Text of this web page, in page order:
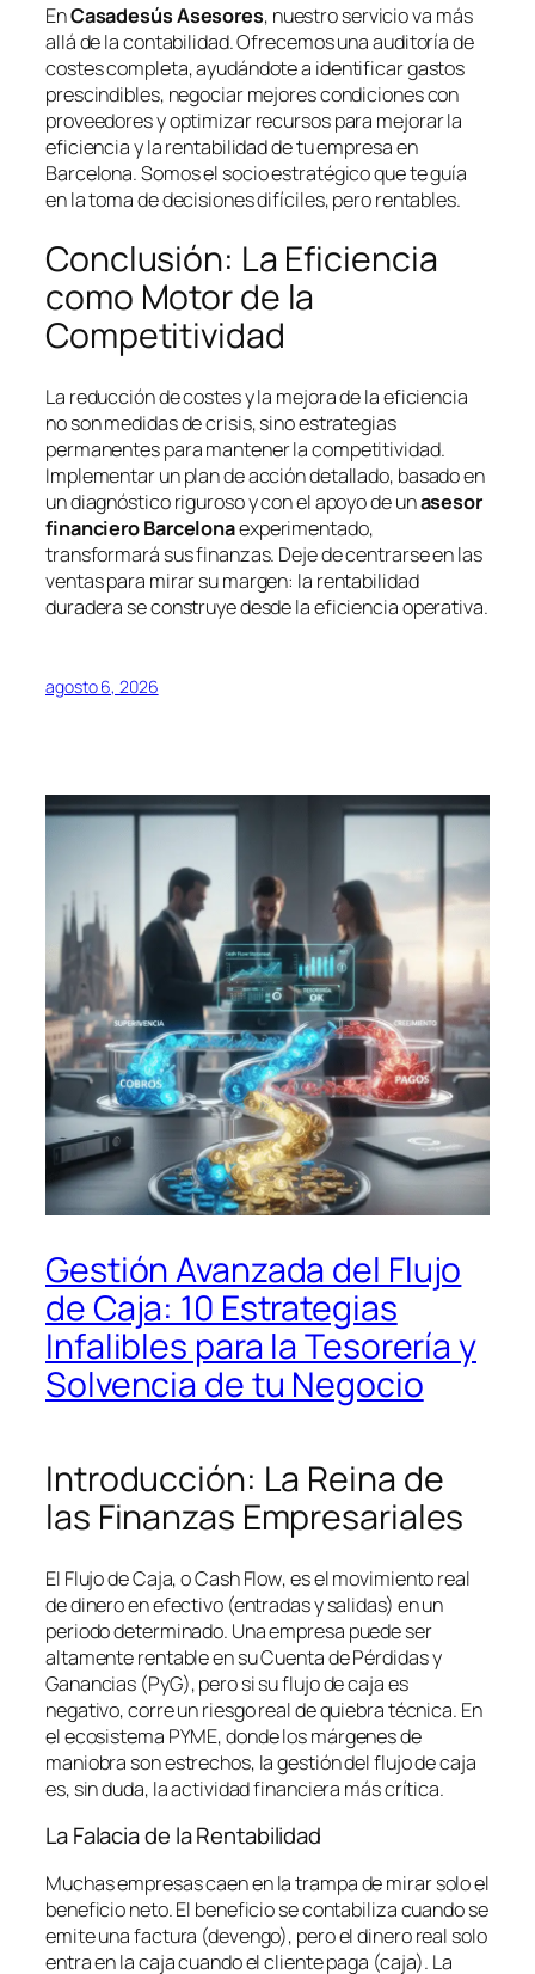
EnCasadesús Asesores, nuestro servicio va más
allá de la contabilidad. Ofrecemos una auditoría de
costes completa, ayudándote a identificar gastos
prescindibles, negociar mejores condiciones con
proveedores y optimizar recursos para mejorar la
eficiencia y la rentabilidad de tu empresa en
Barcelona. Somos el socio estratégico que te guía
en la toma de decisiones difíciles, pero rentables.
Conclusión: La Eficiencia
como Motor de la
Competitividad
La reducción de costes y la mejora de la eficiencia
no son medidas de crisis, sino estrategias
permanentes para mantener la competitividad.
Implementar un plan de acción detallado, basado en
un diagnóstico riguroso y con el apoyo de unasesor
financiero Barcelonaexperimentado,
transformará sus finanzas. Deje de centrarse en las
ventas para mirar su margen: la rentabilidad
duradera se construye desde la eficiencia operativa.
agosto 6, 2026
Gestión Avanzada del Flujo
de Caja: 10 Estrategias
Infalibles para la Tesorería y
Solvencia de tu Negocio
Introducción: La Reina de
las Finanzas Empresariales
El Flujo de Caja, oCash Flow, es el movimiento real
de dinero en efectivo (entradas y salidas) en un
periodo determinado. Una empresa puede ser
altamente rentable en su Cuenta de Pérdidas y
Ganancias (PyG), pero si su flujo de caja es
negativo, corre un riesgo real de quiebra técnica. En
el ecosistema PYME, donde los márgenes de
maniobra son estrechos, la gestión del flujo de caja
es, sin duda, la actividad financiera más crítica.
La Falacia de la Rentabilidad
Muchas empresas caen en la trampa de mirar solo el
beneficio neto. El beneficio se contabiliza cuando se
emite una factura (devengo), pero el dinero real solo
entra en la caja cuando el cliente paga (caja). La